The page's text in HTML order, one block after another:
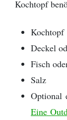
Kochtopf
Kochtopf
Deckel
Fisch
Salz
Optional
Eine